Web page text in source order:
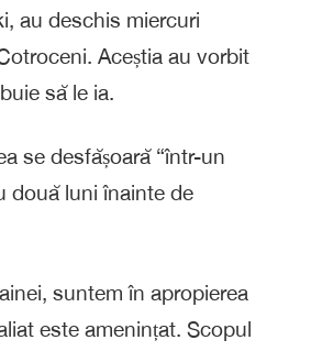
au deschis miercuri
Aceștia au vorbit
să le ia.
se desfășoară “într-un
două luni înainte de
suntem în apropierea
este amenințat. Scopul